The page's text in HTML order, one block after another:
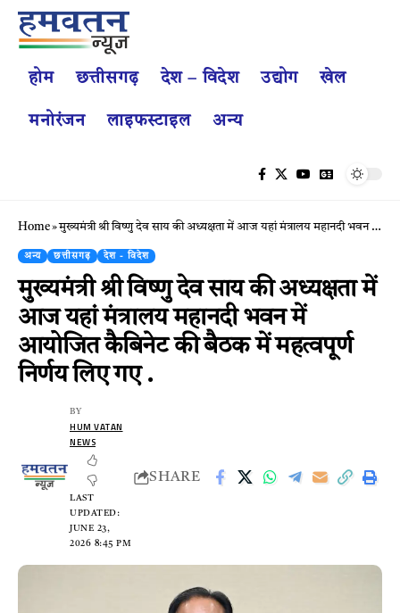
होम छत्तीसगढ़ देश – विदेश उद्योग खेल
मनोरंजन लाइफस्टाइल अन्य
Home»मुख्यमंत्री श्री विष्णु देव साय की अध्यक्षता में आज यहां मंत्रालय महानदी भवन में आयोजित कैबिनेट की बैठक में महत्वपूर्ण निर्णय लिए गए .
अन्य छत्तीसगढ़ देश - विदेश
मुख्यमंत्री श्री विष्णु देव साय की अध्यक्षता में
आज यहां मंत्रालय महानदी भवन में
आयोजित कैबिनेट की बैठक में महत्वपूर्ण
निर्णय लिए गए .
LAST
UPDATED:
JUNE 23,
2026 8:45 PM
BY
HUM VATAN
NEWS
SHARE